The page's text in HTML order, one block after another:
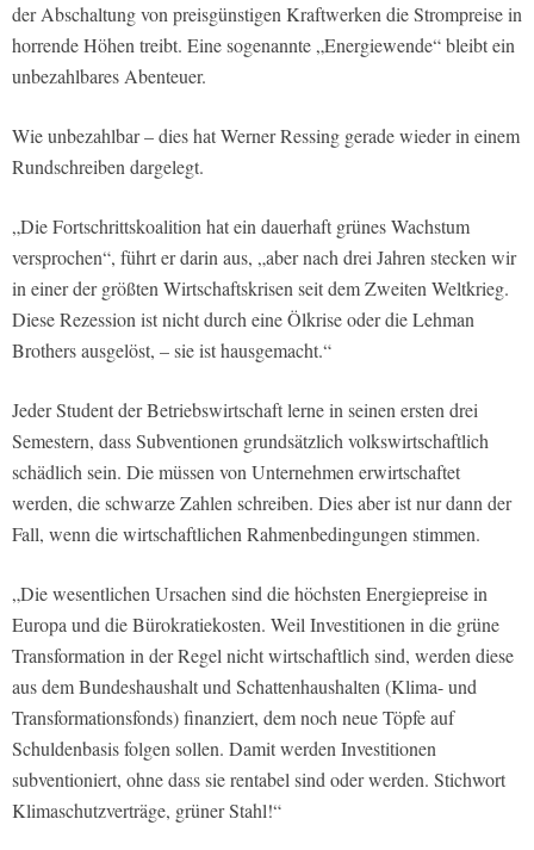
der Abschaltung von preisgünstigen Kraftwerken die Strompreise in
horrende Höhen treibt. Eine sogenannte „Energiewende“ bleibt ein
unbezahlbares Abenteuer.
Wie unbezahlbar – dies hat Werner Ressing gerade wieder in einem
Rundschreiben dargelegt.
„Die Fortschrittskoalition hat ein dauerhaft grünes Wachstum
versprochen“, führt er darin aus, „aber nach drei Jahren stecken wir
in einer der größten Wirtschaftskrisen seit dem Zweiten Weltkrieg.
Diese Rezession ist nicht durch eine Ölkrise oder die Lehman
Brothers ausgelöst, – sie ist hausgemacht.“
Jeder Student der Betriebswirtschaft lerne in seinen ersten drei
Semestern, dass Subventionen grundsätzlich volkswirtschaftlich
schädlich sein. Die müssen von Unternehmen erwirtschaftet
werden, die schwarze Zahlen schreiben. Dies aber ist nur dann der
Fall, wenn die wirtschaftlichen Rahmenbedingungen stimmen.
„Die wesentlichen Ursachen sind die höchsten Energiepreise in
Europa und die Bürokratiekosten. Weil Investitionen in die grüne
Transformation in der Regel nicht wirtschaftlich sind, werden diese
aus dem Bundeshaushalt und Schattenhaushalten (Klima- und
Transformationsfonds) finanziert, dem noch neue Töpfe auf
Schuldenbasis folgen sollen. Damit werden Investitionen
subventioniert, ohne dass sie rentabel sind oder werden. Stichwort
Klimaschutzverträge, grüner Stahl!“